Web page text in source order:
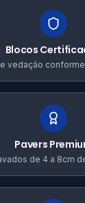
Blocos
vedação conforme
Pavers
de 4 a 8cm